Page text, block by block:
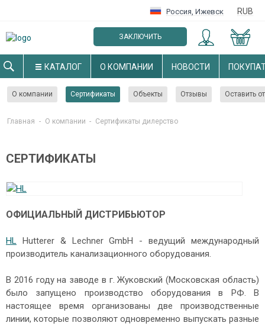
Россия, Ижевск RUB
ЗАКЛЮЧИТЬ
ОПТОВЫЙ ДОГОВОР
КАТАЛОГ О КОМПАНИИ НОВОСТИ
О компании Сертификаты Объекты Отзывы Оставить
Главная - О компании - Cертификаты дилерство
СЕРТИФИКАТЫ
ОФИЦИАЛЬНЫЙ ДИСТРИБЬЮТОР
HL Hutterer & Lechner GmbH - ведущий международный
производитель канализационного оборудования.
В 2016 году на заводе в г. Жуковский (Московская область)
было запущено производство оборудования в РФ. В
настоящее время организованы две производственные
линии, которые позволяют одновременно выпускать разные